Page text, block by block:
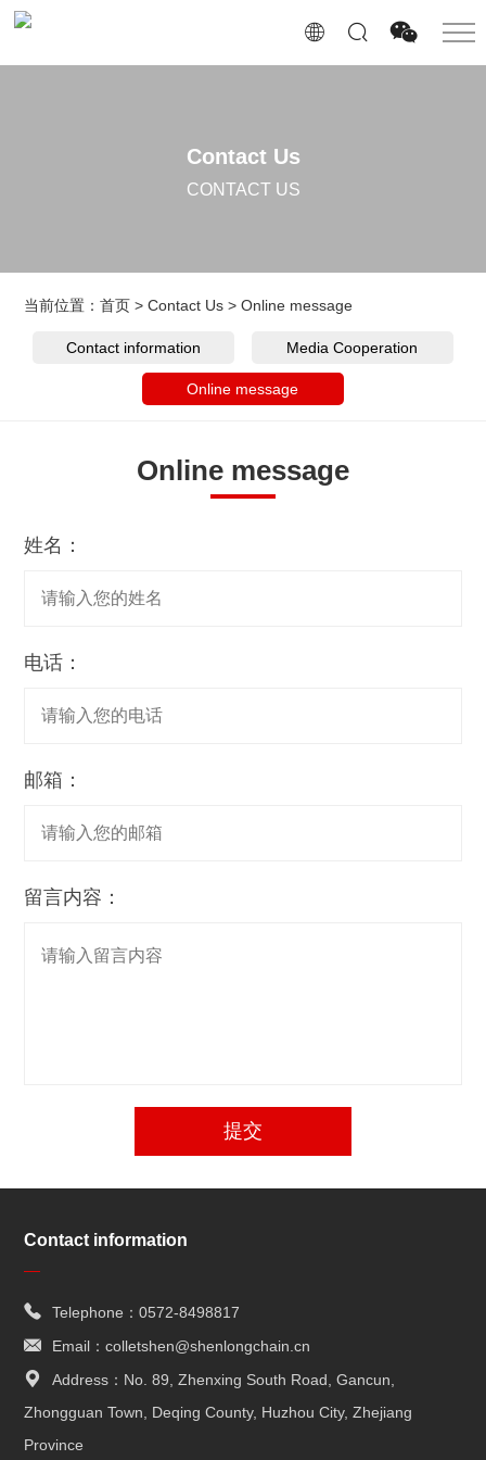
Contact Us
CONTACT US
当前位置：首页 >Contact Us >Online message
Contact information Media Cooperation
Online message
Online message
姓名：
电话：
邮箱：
留言内容：
提交
Contact information
Telephone：0572-8498817
Email：colletshen@shenlongchain.cn
Address：No. 89, Zhenxing South Road, Gancun,
Zhongguan Town, Deqing County, Huzhou City, Zhejiang
Province